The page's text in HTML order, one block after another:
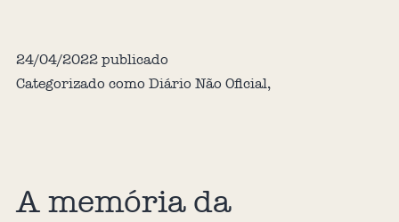
24/04/2022publicado
Categorizado como Diário Não Oficial,
A memória da